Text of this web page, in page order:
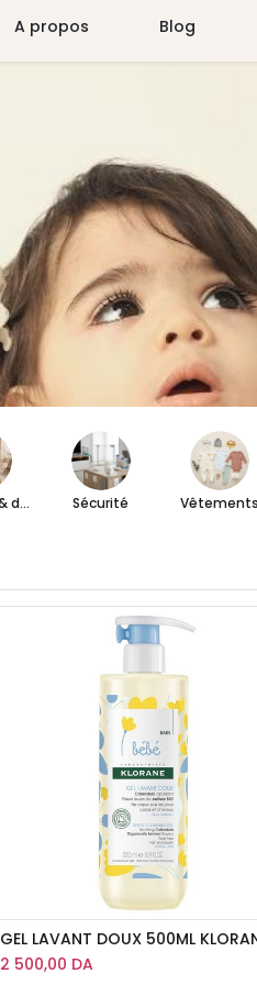
A propos Blog
Sommeil & détente Sécurité Vêtements
GEL LAVANT DOUX 500ML
2 500,00 DA